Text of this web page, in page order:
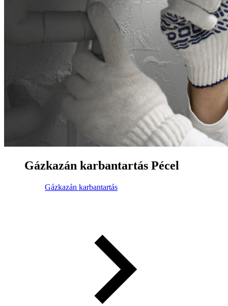
Gázkazán karbantartás Pécel
Gázkazán karbantartás